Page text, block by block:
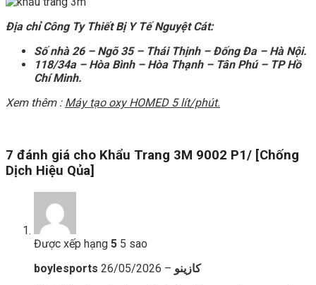
Địa chỉ Công Ty Thiết Bị Y Tế Nguyệt Cát:
Số nhà 26 – Ngõ 35 – Thái Thịnh – Đống Đa – Hà Nội.
118/34a – Hòa Bình – Hòa Thạnh – Tân Phú – TP Hồ
Chí Minh.
Xem thêm : Máy tạo oxy HOMED 5 lít/phút.
7 đánh giá cho Khẩu Trang 3M 9002 P1/ [Chống
Dịch Hiệu Qủa]
Được xếp hạng 5 5 sao
boylesports كازينو –
26/05/2026